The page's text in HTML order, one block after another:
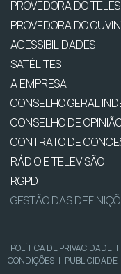
PROVEDORA DO
PROVEDORA DO
ACESSIBILIDADES
SATÉLITES
A EMPRESA
CONSELHO GERAL
CONSELHO DE
CONTRATO DE
RÁDIO E TELEVISÃO
RGPD
GESTÃO DAS
POLÍTICA DE PRIVACIDADE |
CONDIÇÕES | PUBLICIDADE